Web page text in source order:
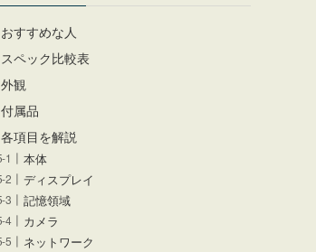
おすすめな人
スペック比較表
外観
付属品
各項目を解説
本体
ディスプレイ
記憶領域
カメラ
ネットワーク